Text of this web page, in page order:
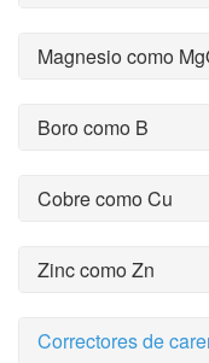
Magnesio como
Boro como B
Cobre como Cu
Zinc como Zn
Correctores de